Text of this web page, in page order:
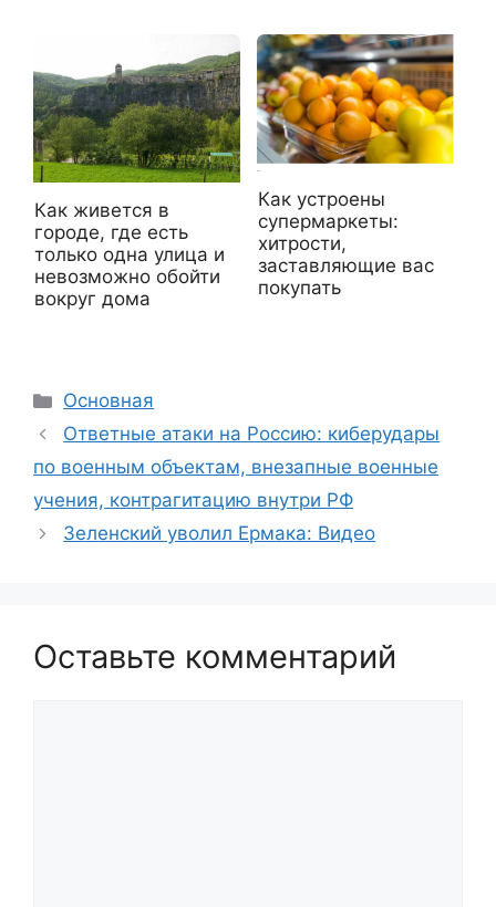
Как живется в
городе, где есть
только одна улица и
невозможно обойти
вокруг дома
Как устроены
супермаркеты:
хитрости,
заставляющие вас
покупать
Рубрики
Основная
Ответные атаки на Россию: киберудары
по военным объектам, внезапные военные
учения, контрагитацию внутри РФ
Зеленский уволил Ермака: Видео
Оставьте комментарий